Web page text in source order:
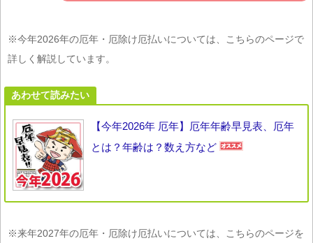
※今年2026年の厄年・厄除け厄払いについては、こちらのページで
詳しく解説しています。
あわせて読みたい
【今年2026年 厄年】厄年年齢早見表、厄年
とは？年齢は？数え方など
※来年2027年の厄年・厄除け厄払いについては、こちらのページを